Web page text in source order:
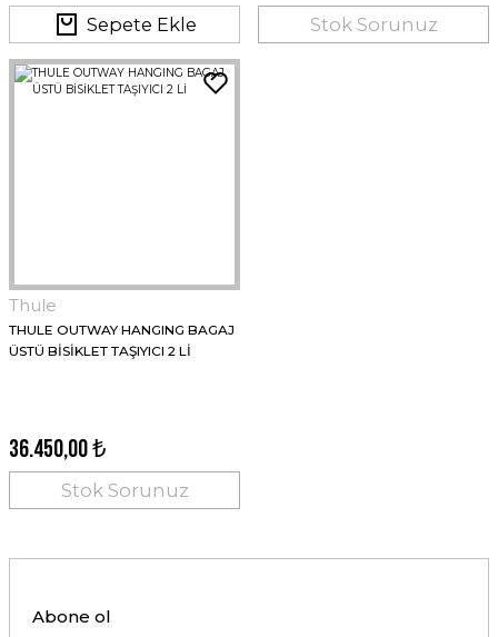
Sepete Ekle Stok Sorunuz
Thule
THULE OUTWAY HANGING BAGAJ
ÜSTÜ BİSİKLET TAŞIYICI 2 Lİ
36.450,00 ₺
Stok Sorunuz
Abone ol